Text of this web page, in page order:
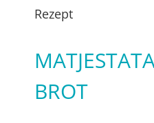
Rezept
BROT